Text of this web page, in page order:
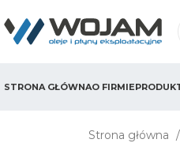
STRONA GŁÓWNAO FIRMIE
Strona główna